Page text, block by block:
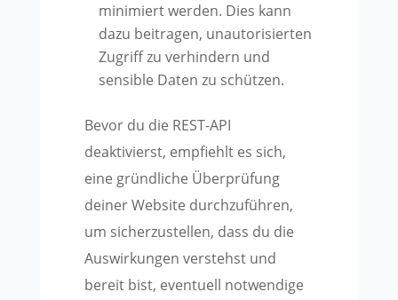
minimiert werden. Dies kann
dazu beitragen, unautorisierten
Zugriff zu verhindern und
sensible Daten zu schützen.
Bevor du die REST-API
deaktivierst, empfiehlt es sich,
eine gründliche Überprüfung
deiner Website durchzuführen,
um sicherzustellen, dass du die
Auswirkungen verstehst und
bereit bist, eventuell notwendige